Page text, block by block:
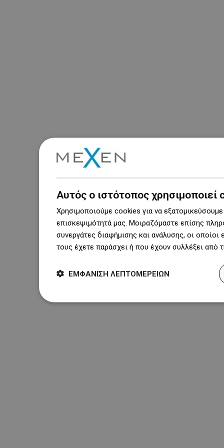
Αυτός ο ιστότοπος χρησιμοποιεί
Χρησιμοποιούμε cookies για να
επισκεψιμότητά μας. Μοιραζόμαστε επίσης
συνεργάτες διαφήμισης και ανάλυσης, οι
τους έχετε παράσχει ή που έχουν συλλέξει
ΕΜΦΆΝΙΣΗ ΛΕΠΤΟΜΕΡΕΙΏΝ